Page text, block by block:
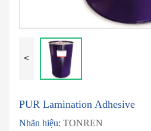
<
PUR Lamination Adhesive
Nhãn hiệu: TONREN